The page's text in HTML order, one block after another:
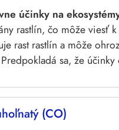
účinky na
rastlín, čo môže viesť
rast rastlín a môže
sa, že
(CO)